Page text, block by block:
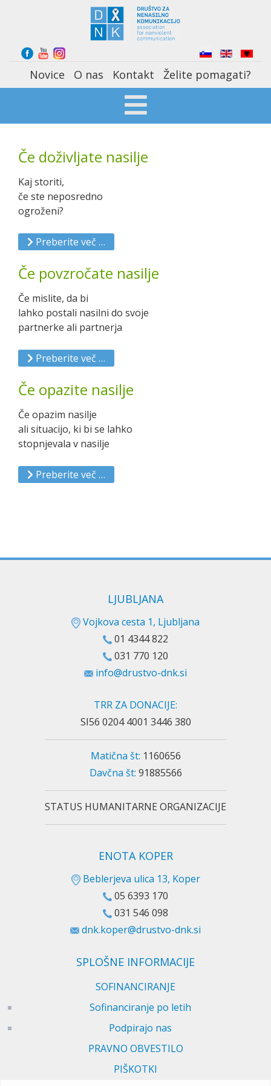
Select your language
Novice O nas Kontakt Želite pomagati?
Če doživljate nasilje
Kaj storiti,
če ste neposredno
ogroženi?
Preberite več …
Če povzročate nasilje
Če mislite, da bi
lahko postali nasilni do svoje
partnerke ali partnerja
Preberite več …
Če opazite nasilje
Če opazim nasilje
ali situacijo, ki bi se lahko
stopnjevala v nasilje
Preberite več …
LJUBLJANA
Vojkova cesta 1, Ljubljana
01 4344 822
031 770 120
info@drustvo-dnk.si
TRR ZA DONACIJE:
SI56 0204 4001 3446 380
Matična št: 1160656
Davčna št: 91885566
STATUS HUMANITARNE ORGANIZACIJE
ENOTA KOPER
Beblerjeva ulica 13, Koper
05 6393 170
031 546 098
dnk.koper@drustvo-dnk.si
SPLOŠNE INFORMACIJE
SOFINANCIRANJE
Sofinanciranje po letih
Podpirajo nas
PRAVNO OBVESTILO
PIŠKOTKI